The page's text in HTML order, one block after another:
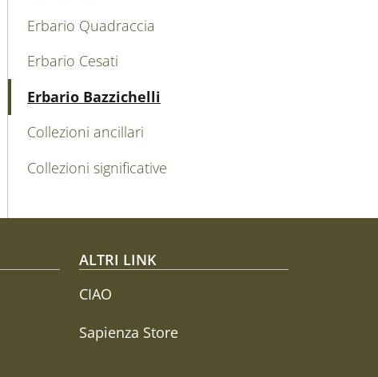
Erbario Quadraccia
Erbario Cesati
Erbario Bazzichelli
Collezioni ancillari
Collezioni significative
ALTRI LINK
CIAO
Sapienza Store